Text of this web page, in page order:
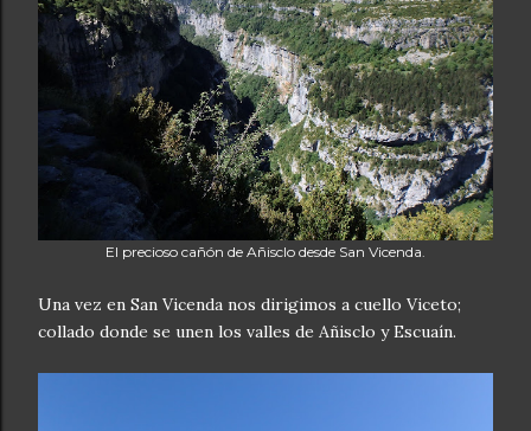
El precioso cañón de Añisclo desde San Vicenda.
Una vez en San Vicenda nos dirigimos a cuello Viceto;
collado donde se unen los valles de Añisclo y Escuaín.